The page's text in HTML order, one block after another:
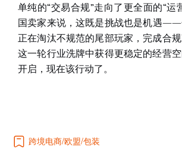
单纯的“交易合规”走向了更全面的“运
国卖家来说，这既是挑战也是机遇
正在淘汰不规范的尾部玩家，完成合
这一轮行业洗牌中获得更稳定的经营空
开启，现在该行动了。
跨境电商 欧盟 包装